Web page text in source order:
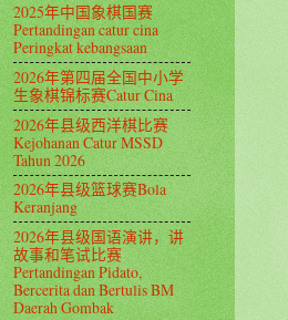
2025年中国象棋国赛
Pertandingan catur cina
Peringkat kebangsaan
2026年第四届全国中小学
生象棋锦标赛Catur Cina
2026年县级西洋棋比赛
Kejohanan Catur MSSD
Tahun 2026
2026年县级篮球赛Bola
Keranjang
2026年县级国语演讲，讲
故事和笔试比赛
Pertandingan Pidato,
Bercerita dan Bertulis BM
Daerah Gombak